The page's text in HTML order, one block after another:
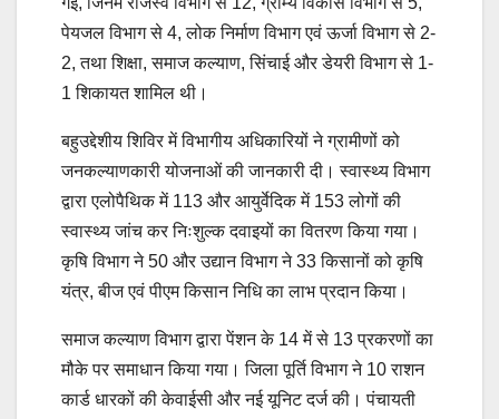
पेयजल विभाग से 4, लोक निर्माण विभाग एवं ऊर्जा विभाग से 2-
2, तथा शिक्षा, समाज कल्याण, सिंचाई और डेयरी विभाग से 1-
1 शिकायत शामिल थी।
बहुउद्देशीय शिविर में विभागीय अधिकारियों ने ग्रामीणों को
जनकल्याणकारी योजनाओं की जानकारी दी। स्वास्थ्य विभाग
द्वारा एलोपैथिक में 113 और आयुर्वेदिक में 153 लोगों की
स्वास्थ्य जांच कर निःशुल्क दवाइयों का वितरण किया गया।
कृषि विभाग ने 50 और उद्यान विभाग ने 33 किसानों को कृषि
यंत्र, बीज एवं पीएम किसान निधि का लाभ प्रदान किया।
समाज कल्याण विभाग द्वारा पेंशन के 14 में से 13 प्रकरणों का
मौके पर समाधान किया गया। जिला पूर्ति विभाग ने 10 राशन
कार्ड धारकों की केवाईसी और नई यूनिट दर्ज की। पंचायती